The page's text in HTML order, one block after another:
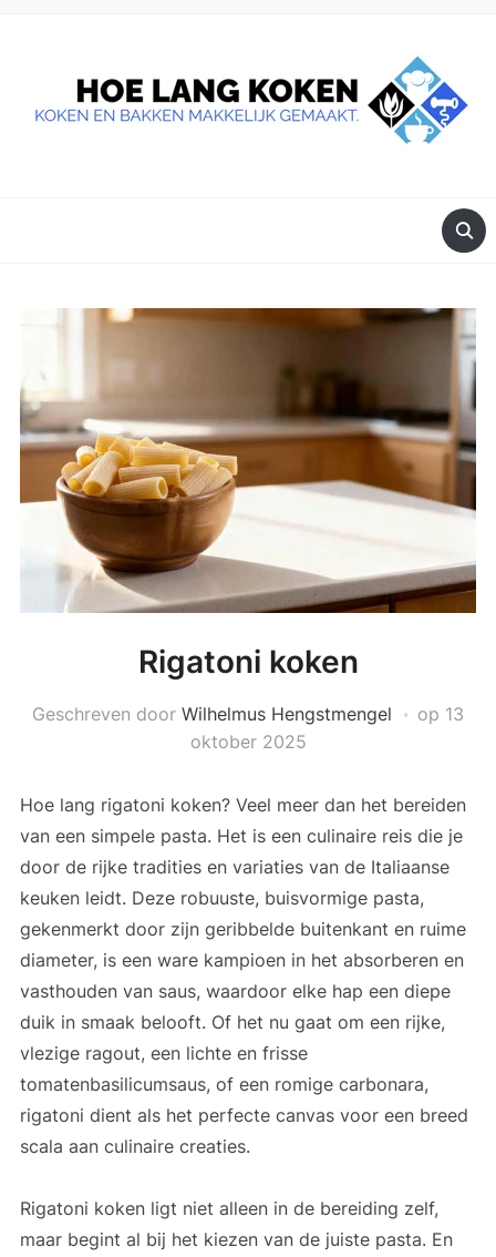
Rigatoni koken
Geschreven door Wilhelmus Hengstmengel op 13
oktober 2025
Hoe lang rigatoni koken? Veel meer dan het bereiden
van een simpele pasta. Het is een culinaire reis die je
door de rijke tradities en variaties van de Italiaanse
keuken leidt. Deze robuuste, buisvormige pasta,
gekenmerkt door zijn geribbelde buitenkant en ruime
diameter, is een ware kampioen in het absorberen en
vasthouden van saus, waardoor elke hap een diepe
duik in smaak belooft. Of het nu gaat om een rijke,
vlezige ragout, een lichte en frisse
tomatenbasilicumsaus, of een romige carbonara,
rigatoni dient als het perfecte canvas voor een breed
scala aan culinaire creaties.
Rigatoni koken ligt niet alleen in de bereiding zelf,
maar begint al bij het kiezen van de juiste pasta. En